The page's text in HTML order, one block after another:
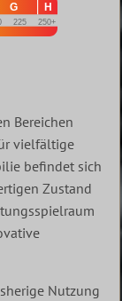
225 250+
H
G
Bereichen
vielfältige
befindet sich
Zustand
Nutzung